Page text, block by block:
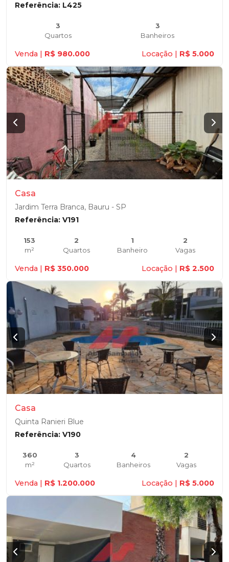
Referência: L425
3
Quartos
3
Banheiros
Venda | R$ 980.000 Locação | R$ 5.000
Casa
Jardim Terra Branca, Bauru - SP
Referência: V191
153
m²
2
Quartos
1
Banheiro
2
Vagas
Venda | R$ 350.000 Locação | R$ 2.500
Casa
Quinta Ranieri Blue
Referência: V190
360
m²
3
Quartos
4
Banheiros
2
Vagas
Venda | R$ 1.200.000 Locação | R$ 5.000